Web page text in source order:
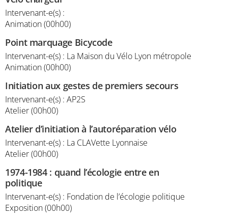
Intervenant-e(s) :
Animation (00h00)
Point marquage Bicycode
Intervenant-e(s) : La Maison du Vélo Lyon métropole
Animation (00h00)
Initiation aux gestes de premiers secours
Intervenant-e(s) : AP2S
Atelier (00h00)
Atelier d’initiation à l’autoréparation vélo
Intervenant-e(s) : La CLAVette Lyonnaise
Atelier (00h00)
1974-1984 : quand l’écologie entre en
politique
Intervenant-e(s) : Fondation de l’écologie politique
Exposition (00h00)